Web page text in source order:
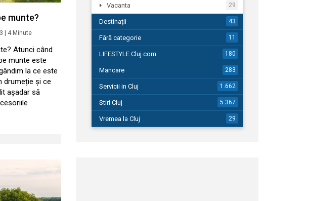
munte?
4 Minute
Atunci când
munte este
la ce este
drumeție și ce
așadar să
Vacanta 29
Destinații 43
Fără categorie 11
LIFESTYLE Cluj.com 180
Mancare 283
Servicii in Cluj 1.662
Stiri Cluj 5.367
Vremea la Cluj 29